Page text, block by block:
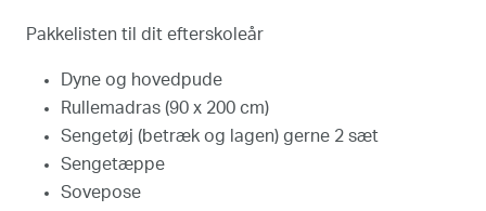
Pakkelisten til dit efterskoleår
Dyne og hovedpude
Rullemadras (90 x 200 cm)
Sengetøj (betræk og lagen) gerne 2 sæt
Sengetæppe
Sovepose